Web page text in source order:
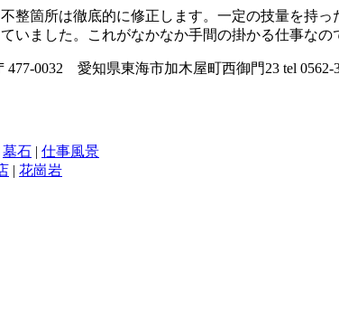
整箇所は徹底的に修正します。一定の技量を持
いました。これがなかなか手間の掛かる仕事な
477-0032 愛知県東海市加木屋町西御門23 tel
墓石 | 仕事風景
| 花崗岩